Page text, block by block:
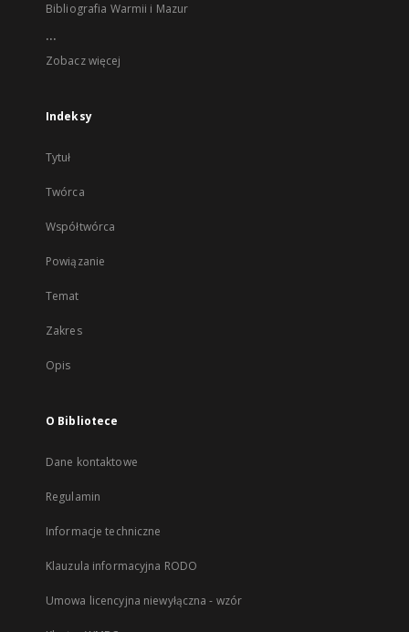
Bibliografia Warmii i Mazur
...
Zobacz więcej
Indeksy
Tytuł
Twórca
Współtwórca
Powiązanie
Temat
Zakres
Opis
O Bibliotece
Dane kontaktowe
Regulamin
Informacje techniczne
Klauzula informacyjna RODO
Umowa licencyjna niewyłączna - wzór